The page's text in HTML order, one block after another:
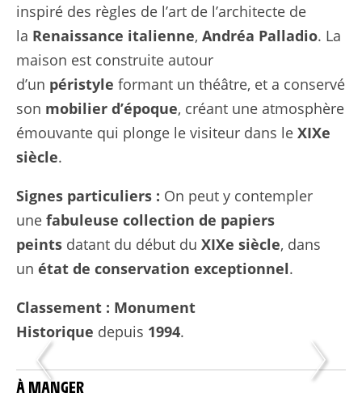
inspiré des règles de l’art de l’architecte de
la Renaissance italienne, Andréa Palladio. La
maison est construite autour
d’un péristyle formant un théâtre, et a conservé
son mobilier d’époque, créant une atmosphère
émouvante qui plonge le visiteur dans le XIXe
siècle.
Signes particuliers : On peut y contempler
une fabuleuse collection de papiers
peints datant du début du XIXe siècle, dans
un état de conservation exceptionnel.
Classement : Monument
Historique depuis 1994.
À MANGER